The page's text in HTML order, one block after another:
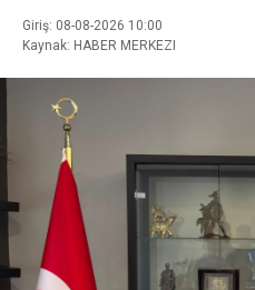
Giriş: 08-08-2026 10:00
Kaynak: HABER MERKEZI